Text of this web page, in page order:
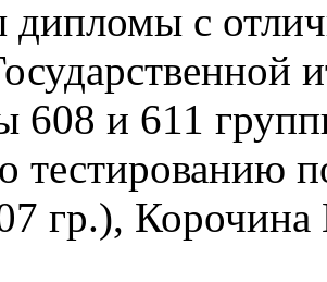
дипломы с
608 и 611
тестированию
гр.), Корочина